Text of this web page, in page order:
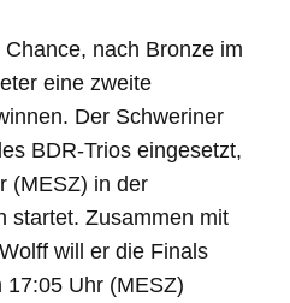
nach Bronze im
eine zweite
Der Schweriner
BDR-Trios eingesetzt,
(MESZ) in der
startet. Zusammen mit
will er die Finals
Uhr (MESZ)